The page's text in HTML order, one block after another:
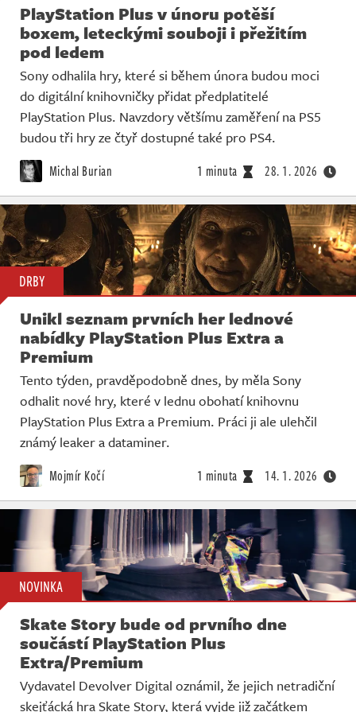
PlayStation Plus v únoru potěší
boxem, leteckými souboji i přežitím
pod ledem
Sony odhalila hry, které si během února budou moci
do digitální knihovničky přidat předplatitelé
PlayStation Plus. Navzdory většímu zaměření na PS5
budou tři hry ze čtyř dostupné také pro PS4.
Michal Burian 1 minuta 28. 1. 2026
DRBY
Unikl seznam prvních her lednové
nabídky PlayStation Plus Extra a
Premium
Tento týden, pravděpodobně dnes, by měla Sony
odhalit nové hry, které v lednu obohatí knihovnu
PlayStation Plus Extra a Premium. Práci ji ale ulehčil
známý leaker a dataminer.
Mojmír Kočí 1 minuta 14. 1. 2026
NOVINKA
Skate Story bude od prvního dne
součástí PlayStation Plus
Extra/Premium
Vydavatel Devolver Digital oznámil, že jejich netradiční
skejťácká hra Skate Story, která vyjde již začátkem